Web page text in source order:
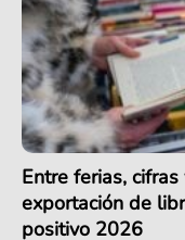
Entre ferias,
exportación de
positivo 2026